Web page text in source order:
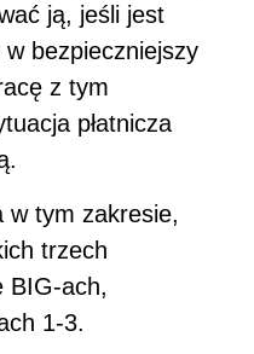
ją, jeśli jest
bezpieczniejszy
z tym
płatnicza
w tym zakresie,
trzech
BIG-ach,
1-3.